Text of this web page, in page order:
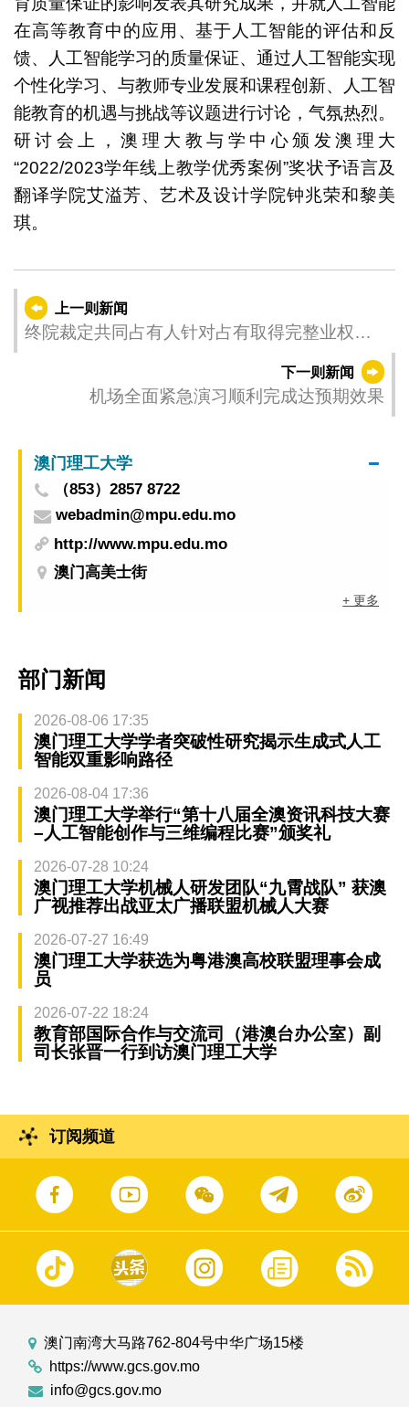
在高等教育中的应用、基于人工智能的评估和反
馈、人工智能学习的质量保证、通过人工智能实现
个性化学习、与教师专业发展和课程创新、人工智
能教育的机遇与挑战等议题进行讨论，气氛热烈。
研讨会上，澳理大教与学中心颁发澳理大
“2022/2023学年线上教学优秀案例”奖状予语言及
翻译学院艾溢芳、艺术及设计学院钟兆荣和黎美
琪。
上一则新闻
终院裁定共同占有人针对占有取得完整业权的
下一则新闻
机场全面紧急演习顺利完成达预期效果
澳门理工大学
（853）2857 8722
webadmin@mpu.edu.mo
http://www.mpu.edu.mo
澳门高美士街
+ 更多
部门新闻
2026-08-06 17:35
澳门理工大学学者突破性研究揭示生成式人工
智能双重影响路径
2026-08-04 17:36
澳门理工大学举行“第十八届全澳资讯科技大赛
–人工智能创作与三维编程比赛”颁奖礼
2026-07-28 10:24
澳门理工大学机械人研发团队“九霄战队” 获澳
广视推荐出战亚太广播联盟机械人大赛
2026-07-27 16:49
澳门理工大学获选为粤港澳高校联盟理事会成
员
2026-07-22 18:24
教育部国际合作与交流司（港澳台办公室）副
司长张晋一行到访澳门理工大学
订阅频道
澳门南湾大马路762-804号中华广场15楼
https://www.gcs.gov.mo
info@gcs.gov.mo